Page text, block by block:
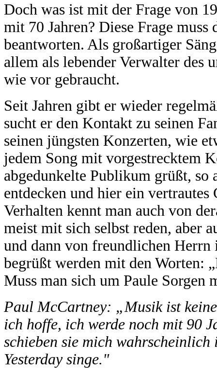
Doch was ist mit der Frage von
mit 70 Jahren? Diese Frage
beantworten. Als großartiger
allem als lebender Verwalter des
wie vor gebraucht.
Seit Jahren gibt er wieder
sucht er den Kontakt zu seinen
seinen jüngsten Konzerten, wie
jedem Song mit vorgestrecktem
abgedunkelte Publikum grüßt, so
entdecken und hier ein vertrautes
Verhalten kennt man auch von
meist mit sich selbst reden, aber
und dann von freundlichen
begrüßt werden mit den Worten:
Muss man sich um Paule Sorgen
Paul McCartney: „Musik ist
ich hoffe, ich werde noch mit 90
schieben sie mich
Yesterday singe."